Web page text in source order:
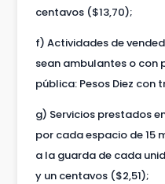
centavos ($13,70);
f) Actividades de
sean ambulantes o con
pública: Pesos Diez con
g) Servicios prestados
por cada espacio de 15
a la guarda de cada
y un centavos ($2,51);